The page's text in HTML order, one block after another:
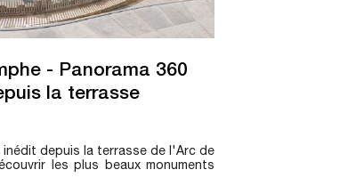
- Panorama 360
la terrasse
inédit depuis la terrasse de l'Arc de
les plus beaux monuments